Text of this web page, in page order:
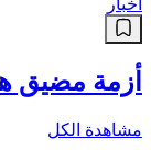
أخبار
أزمة مضيق